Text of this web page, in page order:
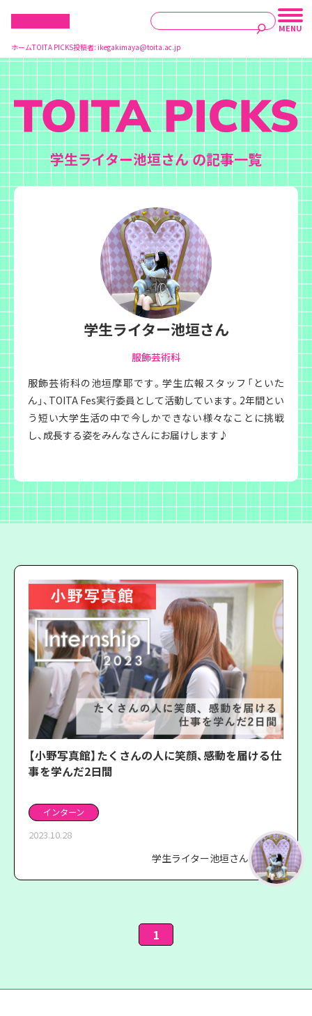
ホームTOITA PICKS投稿者: ikegakimaya@toita.ac.jp
学生ライター池垣さん の記事一覧
学生ライター池垣さん
服飾芸術科
服飾芸術科の池垣摩耶です。学生広報スタッフ「といた
ん」、TOITA Fes実行委員として活動しています。2年間とい
う短い大学生活の中で今しかできない様々なことに挑戦
し、成長する姿をみんなさんにお届けします♪
【小野写真館】たくさんの人に笑顔、感動を届ける仕
事を学んだ2日間
インターン
2023.10.28
学生ライター池垣さん
1